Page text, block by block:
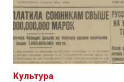
Культура